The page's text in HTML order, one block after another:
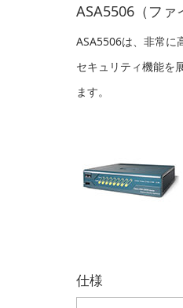
ASA5506（ファ
ASA5506は、非常に
セキュリティ機能を
ます。
仕様